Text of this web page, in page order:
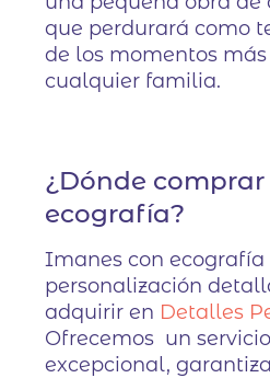
que perdurará como
de los momentos
cualquier familia.
¿Dónde
ecografía?
Imanes con
personalización
adquirir en Detalles
Ofrecemos un
excepcional,